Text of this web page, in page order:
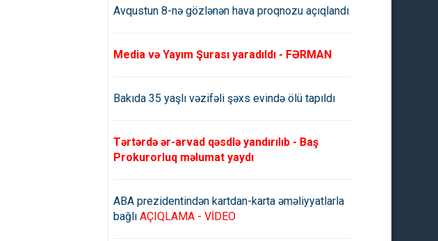
Avqustun 8-nə gözlənən hava proqnozu açıqlandı
Media və Yayım Şurası yaradıldı - FƏRMAN
Bakıda 35 yaşlı vəzifəli şəxs evində ölü tapıldı
Tərtərdə ər-arvad qəsdlə yandırılıb - Baş
Prokurorluq məlumat yaydı
ABA prezidentindən kartdan-karta əməliyyatlarla
bağlı AÇIQLAMA - VİDEO